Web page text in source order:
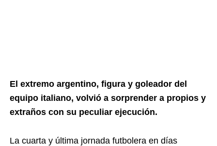
El extremo argentino, figura y goleador del
equipo italiano, volvió a sorprender a propios y
extraños con su peculiar ejecución.
La cuarta y última jornada futbolera en días